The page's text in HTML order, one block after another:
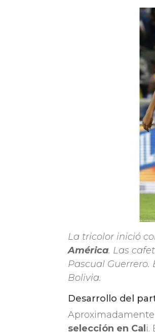
La tricolor inició
América. Las
Pascual
Bolivia.
Desarrollo del
selección en Cal i.